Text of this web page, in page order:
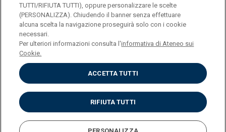
ENGLISH
Privacy
Accessibilità
Cookies
Impostazione Cookies
TUTTI/RIFIUTA TUTTI), oppure personalizzare le scelte
(PERSONALIZZA). Chiudendo il banner senza effettuare
alcuna scelta la navigazione proseguirà solo con i cookie
necessari.
Per ulteriori informazioni consulta l'informativa di Ateneo sui
Cookie.
ACCETTA TUTTI
RIFIUTA TUTTI